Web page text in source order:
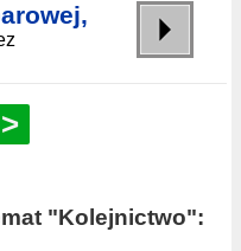
"Kolejnictwo":